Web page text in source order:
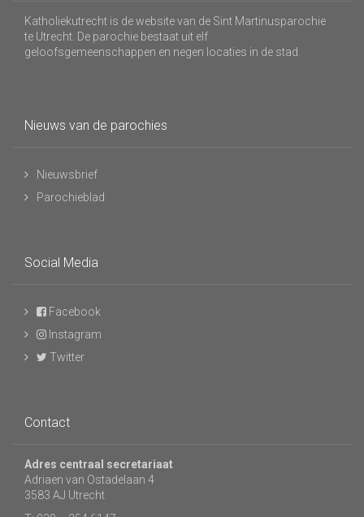
Katholiekutrecht is de website van de Sint Martinusparochie
te Utrecht. De parochie bestaat uit elf
geloofsgemeenschappen en negen locaties in de stad.
Nieuws van de parochies
Nieuwsbrief
Parochieblad
Social Media
Facebook
Instagram
Twitter
Contact
Adres centraal secretariaat
Adriaen van Ostadelaan 4
3583 AJ Utrecht